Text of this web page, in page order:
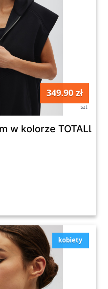
349.90 zł
szt
w kolorze TOTALLY
kobiety